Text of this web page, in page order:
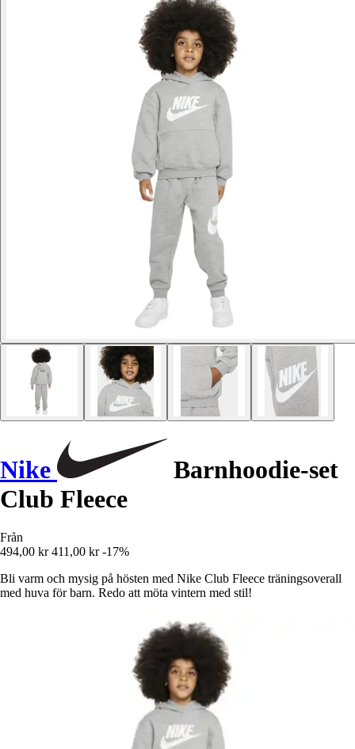
Nike
Barnhoodie-set
Club Fleece
Från
494,00 kr 411,00 kr -17%
Bli varm och mysig på hösten med Nike Club Fleece träningsoverall
med huva för barn. Redo att möta vintern med stil!